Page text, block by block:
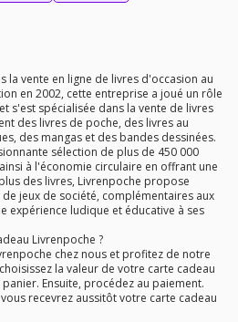
la vente en ligne de livres d'occasion au
en 2002, cette entreprise a joué un rôle
s'est spécialisée dans la vente de livres
des livres de poche, des livres au
des mangas et des bandes dessinées.
sélection de plus de 450 000
à l'économie circulaire en offrant une
des livres, Livrenpoche propose
jeux de société, complémentaires aux
expérience ludique et éducative à ses
Livrenpoche ?
chez nous et profitez de notre
la valeur de votre carte cadeau
Ensuite, procédez au paiement.
recevrez aussitôt votre carte cadeau